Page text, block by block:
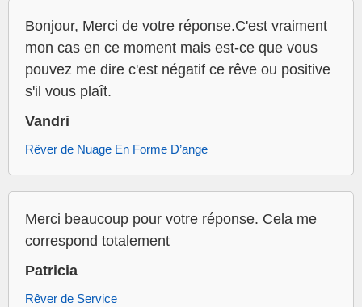
Bonjour, Merci de votre réponse.C'est vraiment
mon cas en ce moment mais est-ce que vous
pouvez me dire c'est négatif ce rêve ou positive
s'il vous plaît.
Vandri
Rêver de Nuage En Forme D’ange
Merci beaucoup pour votre réponse. Cela me
correspond totalement
Patricia
Rêver de Service